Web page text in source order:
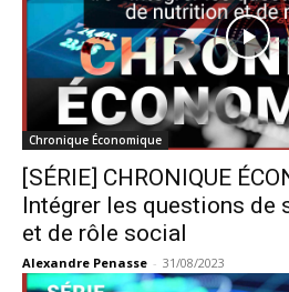
Chronique Économique
[SÉRIE] CHRONIQUE
Intégrer les questions de
et de rôle social
Alexandre Penasse - 31/08/2023